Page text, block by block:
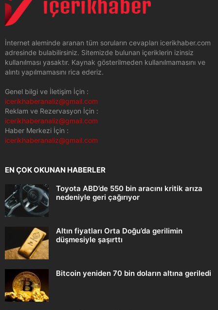
İnternet aleminde aranan tüm soruların cevapları icerikhaber.com
adresinde bulabilirsiniz. Sitemizde bulunan içeriklerin izinsiz
kullanılması yasaktır. Kaynak gösterilmeden kullanılmamasını ve
alıntı yapılmamasını rica ederiz.
Genel bilgi ve İletişim İçin :
icerikhaberanaliz@gmail.com
Reklam ve Rezervasyon İçin :
icerikhaberanaliz@gmail.com
Haber Merkezi İçin :
icerikhaberanaliz@gmail.com
EN ÇOK OKUNAN HABERLER
Toyota ABD’de 550 bin aracını kritik arıza
nedeniyle geri çağırıyor
Altın fiyatları Orta Doğu’da gerilimin
düşmesiyle şaşırttı
Bitcoin yeniden 70 bin doların altına geriledi